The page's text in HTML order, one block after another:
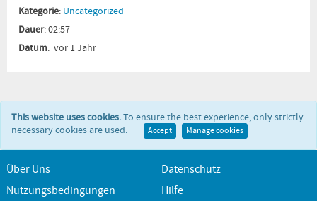
Kategorie: Uncategorized
Dauer: 02:57
Datum: vor 1 Jahr
This website uses cookies.To ensure the best experience, only strictly
necessary cookies are used.
Accept Manage cookies
Über Uns
Datenschutz
Nutzungsbedingungen
Hilfe